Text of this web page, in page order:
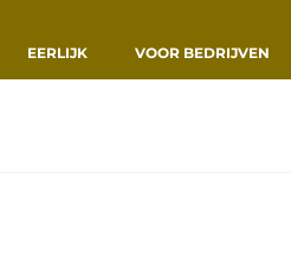
EERLIJK VOOR BEDRIJVEN